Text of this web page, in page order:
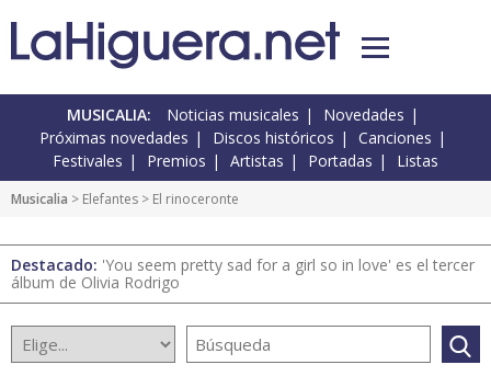
MUSICALIA: Noticias musicales
Novedades
Próximas novedades
Discos históricos
Canciones
Festivales
Premios Artistas Portadas Listas
Musicalia > Elefantes > El rinoceronte
Destacado: 'You seem pretty sad for a girl so in love' es el tercer
álbum de Olivia Rodrigo